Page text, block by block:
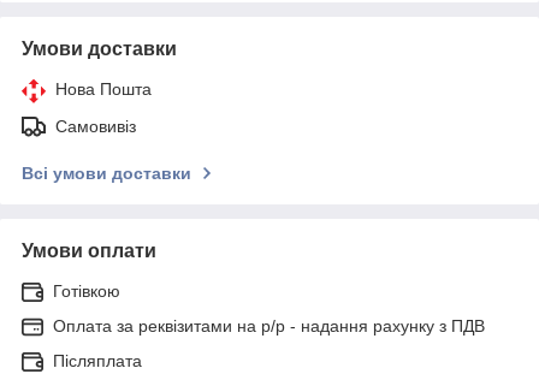
Умови доставки
Нова Пошта
Самовивіз
Всі умови доставки
Умови оплати
Готівкою
Оплата за реквізитами на р/р - надання рахунку з ПДВ
Післяплата